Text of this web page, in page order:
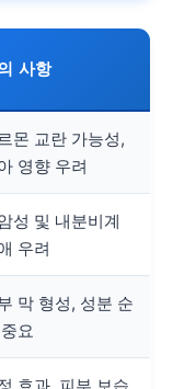
사항
몬 교란 가능성,
영향 우려
성 및 내분비계
우려
막 형성, 성분 순
요